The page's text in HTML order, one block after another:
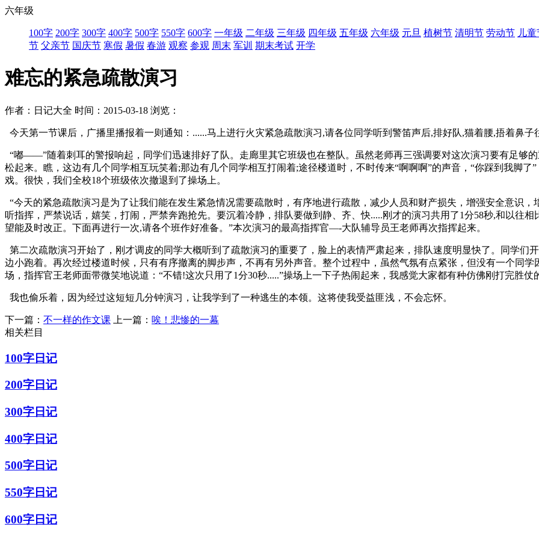
六年级
100字 200字 300字 400字 500字 550字 600字 一年级 二年级 三年级 四年级 五年级 六年级 元旦 植树节 清明节 劳动节 儿
节 父亲节 国庆节 寒假 暑假 春游 观察 参观 周末 军训 期末考试 开学
难忘的紧急疏散演习
作者：日记大全 时间：2015-03-18 浏览：
今天第一节课后，广播里播报着一则通知：......马上进行火灾紧急疏散演习,请各位同学听到警笛声后,排好队,猫着腰,捂着鼻子
“嘟——”随着刺耳的警报响起，同学们迅速排好了队。走廊里其它班级也在整队。虽然老师再三强调要对这次演习要有足够
松起来。瞧，这边有几个同学相互玩笑着;那边有几个同学相互打闹着;途径楼道时，不时传来“啊啊啊”的声音，“你踩到我脚了
戏。很快，我们全校18个班级依次撤退到了操场上。
“今天的紧急疏散演习是为了让我们能在发生紧急情况需要疏散时，有序地进行疏散，减少人员和财产损失，增强安全意识
听指挥，严禁说话，嬉笑，打闹，严禁奔跑抢先。要沉着冷静，排队要做到静、齐、快.....刚才的演习共用了1分58秒,和以往
望能及时改正。下面再进行一次,请各个班作好准备。”本次演习的最高指挥官—-大队辅导员王老师再次指挥起来。
第二次疏散演习开始了，刚才调皮的同学大概听到了疏散演习的重要了，脸上的表情严肃起来，排队速度明显快了。同学们
边小跑着。再次经过楼道时候，只有有序撤离的脚步声，不再有另外声音。整个过程中，虽然气氛有点紧张，但没有一个同
场，指挥官王老师面带微笑地说道：“不错!这次只用了1分30秒.....”操场上一下子热闹起来，我感觉大家都有种仿佛刚打完胜仗
我也偷乐着，因为经过这短短几分钟演习，让我学到了一种逃生的本领。这将使我受益匪浅，不会忘怀。
下一篇： 不一样的作文课 上一篇： 唉！悲惨的一幕
相关栏目
100字日记
200字日记
300字日记
400字日记
500字日记
550字日记
600字日记